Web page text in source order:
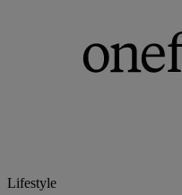
Lifestyle